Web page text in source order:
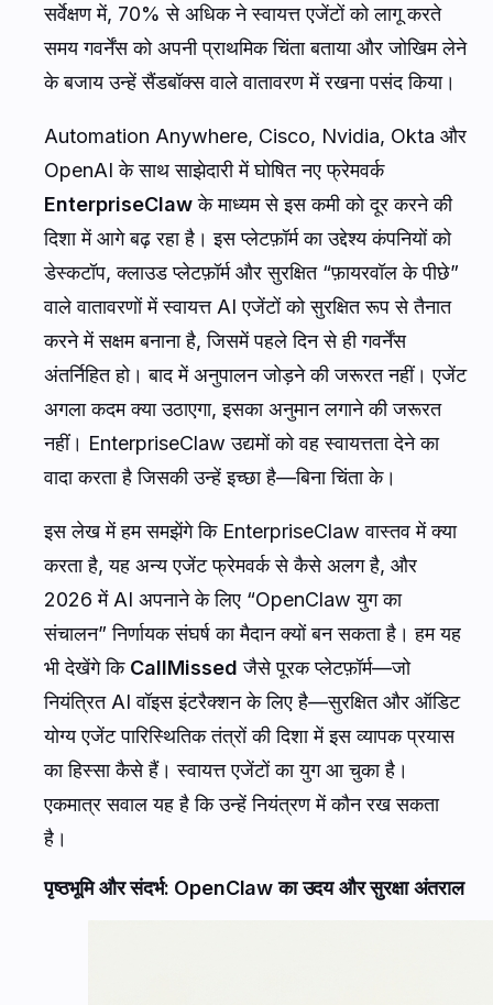
सर्वेक्षण में, 70% से अधिक ने स्वायत्त एजेंटों को लागू करते
समय गवर्नेंस को अपनी प्राथमिक चिंता बताया और जोखिम लेने
के बजाय उन्हें सैंडबॉक्स वाले वातावरण में रखना पसंद किया।
Automation Anywhere, Cisco, Nvidia, Okta और
OpenAI के साथ साझेदारी में घोषित नए फ्रेमवर्क
EnterpriseClawके माध्यम से इस कमी को दूर करने की
दिशा में आगे बढ़ रहा है। इस प्लेटफ़ॉर्म का उद्देश्य कंपनियों को
डेस्कटॉप, क्लाउड प्लेटफ़ॉर्म और सुरक्षित “फ़ायरवॉल के पीछे”
वाले वातावरणों में स्वायत्त AI एजेंटों को सुरक्षित रूप से तैनात
करने में सक्षम बनाना है, जिसमें पहले दिन से ही गवर्नेंस
अंतर्निहित हो। बाद में अनुपालन जोड़ने की जरूरत नहीं। एजेंट
अगला कदम क्या उठाएगा, इसका अनुमान लगाने की जरूरत
नहीं। EnterpriseClaw उद्यमों को वह स्वायत्तता देने का
वादा करता है जिसकी उन्हें इच्छा है—बिना चिंता के।
इस लेख में हम समझेंगे कि EnterpriseClaw वास्तव में क्या
करता है, यह अन्य एजेंट फ्रेमवर्क से कैसे अलग है, और
2026 में AI अपनाने के लिए “OpenClaw युग का
संचालन” निर्णायक संघर्ष का मैदान क्यों बन सकता है। हम यह
भी देखेंगे कि CallMissed जैसे पूरक प्लेटफ़ॉर्म—जो
नियंत्रित AI वॉइस इंटरैक्शन के लिए है—सुरक्षित और ऑडिट
योग्य एजेंट पारिस्थितिक तंत्रों की दिशा में इस व्यापक प्रयास
का हिस्सा कैसे हैं। स्वायत्त एजेंटों का युग आ चुका है।
एकमात्र सवाल यह है कि उन्हें नियंत्रण में कौन रख सकता
है।
पृष्ठभूमि और संदर्भ: OpenClaw का उदय और सुरक्षा अंतराल